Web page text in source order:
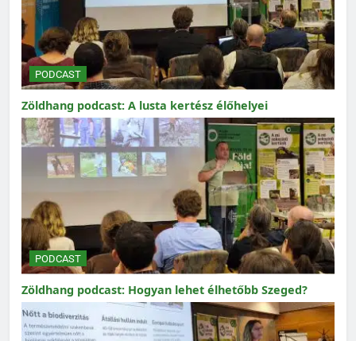
PODCAST
Zöldhang podcast: A lusta kertész élőhelyei
PODCAST
Zöldhang podcast: Hogyan lehet élhetőbb Szeged?